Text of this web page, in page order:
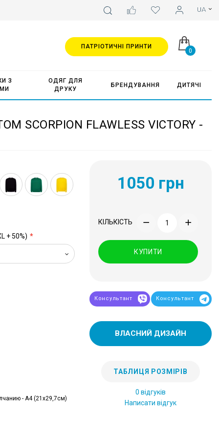
0
З
ОДЯГ ДЛЯ
ДРУКУ
БРЕНДУВАННЯ ДИТЯЧІ
ПАТРІОТИЧНІ ПРИНТИ
SCORPION FLAWLESS VICTORY -
+ 50%)
1050 грн
КІЛЬКІСТЬ
КУПИТИ
Консультант Консультант
ВЛАСНИЙ ДИЗАЙН
- А4 (21x29,7см)
ТАБЛИЦЯ РОЗМІРІВ
0 відгуків
Написати відгук